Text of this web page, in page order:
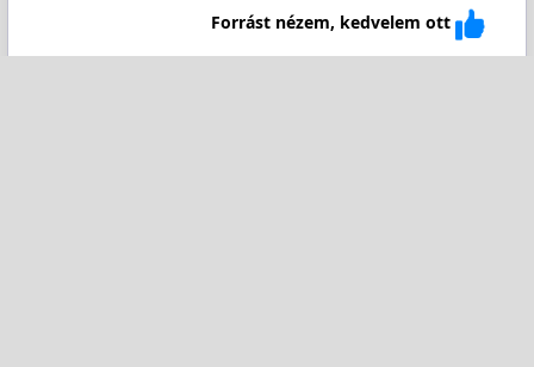
Forrást nézem, kedvelem ott